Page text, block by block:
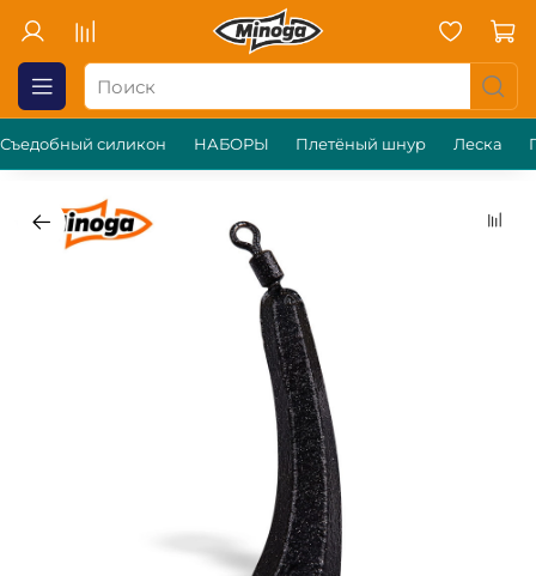
Съедобный силикон НАБОРЫ Плетёный шнур Леска